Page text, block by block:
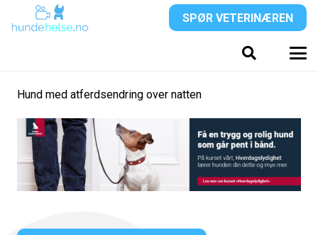
SPØR VETERINÆREN
Hund med atferdsendring over natten